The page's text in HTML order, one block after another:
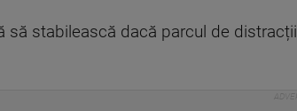
să stabilească dacă parcul de distracții